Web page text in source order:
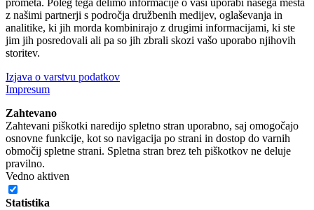
z našimi partnerji s področja družbenih medijev, oglaševanja in
analitike, ki jih morda kombinirajo z drugimi informacijami, ki ste
jim jih posredovali ali pa so jih zbrali skozi vašo uporabo njihovih
storitev.
Izjava o varstvu podatkov
Impresum
Zahtevano
Zahtevani piškotki naredijo spletno stran uporabno, saj omogočajo
osnovne funkcije, kot so navigacija po strani in dostop do varnih
območij spletne strani. Spletna stran brez teh piškotkov ne deluje
pravilno.
Vedno aktiven
Statistika